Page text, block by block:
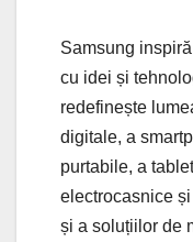
Samsung
cu idei și
redefinește
digitale, a
purtabile, a
electrocasnice
și a soluțiilor de